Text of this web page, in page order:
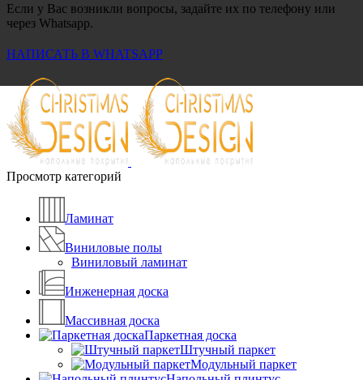
Если у Вас возникли вопросы, задайте их по телефону или
через Whatsapp.
НАПИСАТЬ В WHATSAPP
Просмотр категорий
Ламинат
Виниловые полы
Виниловый ламинат
Инженерная доска
Массивная доска
Паркетная доска
Штучный паркет
Модульный паркет